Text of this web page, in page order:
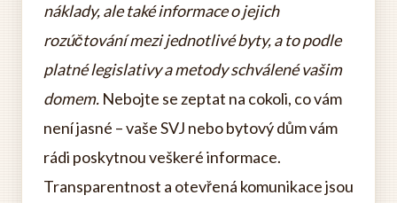
náklady, ale také informace o jejich
rozúčtování mezi jednotlivé byty, a to podle
platné legislativy a metody schválené vašim
domem. Nebojte se zeptat na cokoli, co vám
není jasné – vaše SVJ nebo bytový dům vám
rádi poskytnou veškeré informace.
Transparentnost a otevřená komunikace jsou